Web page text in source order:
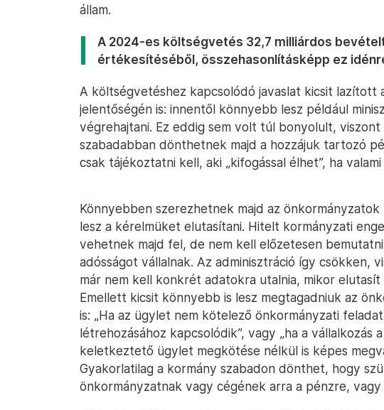
állam.
A 2024-es költségvetés 32,7 milliárdos
értékesítéséből, összehasonlításképp ez
A költségvetéshez kapcsolódó javaslat kicsit lazított
jelentőségén is: innentől könnyebb lesz például
végrehajtani. Ez eddig sem volt túl bonyolult,
szabadabban dönthetnek majd a hozzájuk tartozó
csak tájékoztatni kell, aki „kifogással élhet”, ha
Könnyebben szerezhetnek majd az
lesz a kérelmüket elutasítani. Hitelt kormányzati
vehetnek majd fel, de nem kell előzetesen
adósságot vállalnak. Az adminisztráció így csökken,
már nem kell konkrét adatokra utalnia, mikor
Emellett kicsit könnyebb is lesz megtagadniuk az
is: „Ha az ügylet nem kötelező önkormányzati
létrehozásához kapcsolódik”, vagy „ha a vállalkozás
keletkeztető ügylet megkötése nélkül is képes
Gyakorlatilag a kormány szabadon dönthet, hogy
önkormányzatnak vagy cégének arra a pénzre, vagy